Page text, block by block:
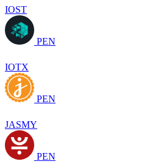
IOST
PEN
IOTX
PEN
JASMY
PEN